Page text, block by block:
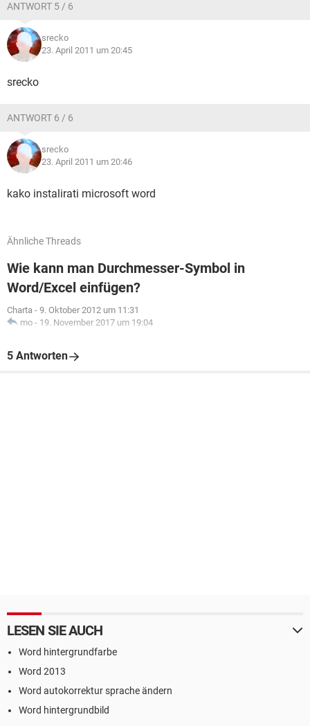
ANTWORT 5 / 6
srecko
23. April 2011 um 20:45
srecko
ANTWORT 6 / 6
srecko
23. April 2011 um 20:46
kako instalirati microsoft word
Ähnliche Threads
Wie kann man Durchmesser-Symbol in
Word/Excel einfügen?
Charta - 9. Oktober 2012 um 11:31
mo - 19. November 2017 um 19:04
5 Antworten
LESEN SIE AUCH
Word hintergrundfarbe
Word 2013
Word autokorrektur sprache ändern
Word hintergrundbild